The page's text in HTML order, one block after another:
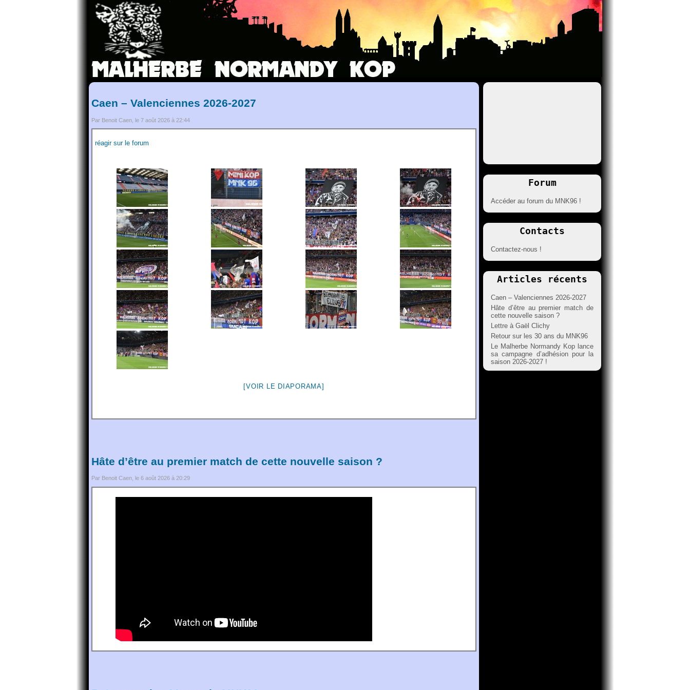
Caen – Valenciennes 2026-2027
Par Benoit Caen, le 7 août 2026 à 22:44
réagir sur le forum
[VOIR LE DIAPORAMA]
Hâte d’être au premier match de cette nouvelle saison ?
Par Benoit Caen, le 6 août 2026 à 20:29
Forum
Accéder au forum du MNK96 !
Contacts
Contactez-nous !
Articles récents
Caen – Valenciennes 2026-2027
Hâte d’être au premier match de
cette nouvelle saison ?
Lettre à Gaël Clichy
Retour sur les 30 ans du MNK96
Le Malherbe Normandy Kop lance
sa campagne d’adhésion pour la
saison 2026-2027 !